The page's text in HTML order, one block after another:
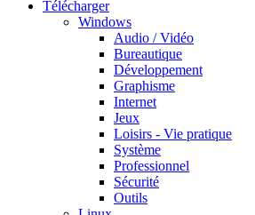
Télécharger
Windows
Audio / Vidéo
Bureautique
Développement
Graphisme
Internet
Jeux
Loisirs - Vie pratique
Système
Professionnel
Sécurité
Outils